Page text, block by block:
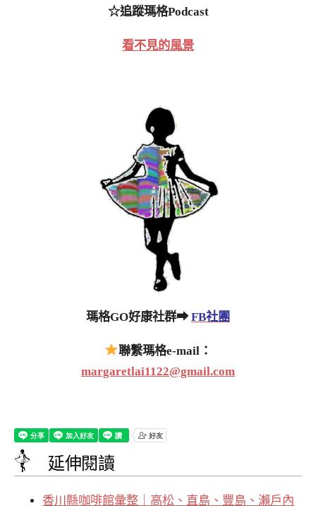
☆追蹤瑪格Podcast
看不見的風景
瑪格GO好康社群➡FB社團
聯繫瑪格e-mail：
margaretlai1122@gmail.com
延伸閱讀
香川縣咖啡館彙整｜高松、直島、豐島、瀨戶內